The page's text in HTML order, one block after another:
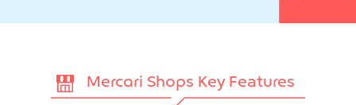
Mercari Shops Key Features